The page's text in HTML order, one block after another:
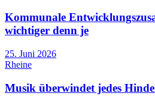
Kommunale
wichtiger denn je
25. Juni 2026
Rheine
Musik überwindet jedes